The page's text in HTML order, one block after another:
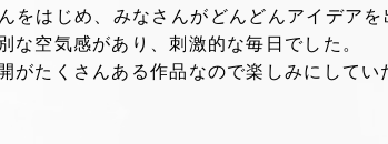
をはじめ、みなさんがどんどんアイデア
な空気感があり、刺激的な毎日でした。
がたくさんある作品なので楽しみにしてい